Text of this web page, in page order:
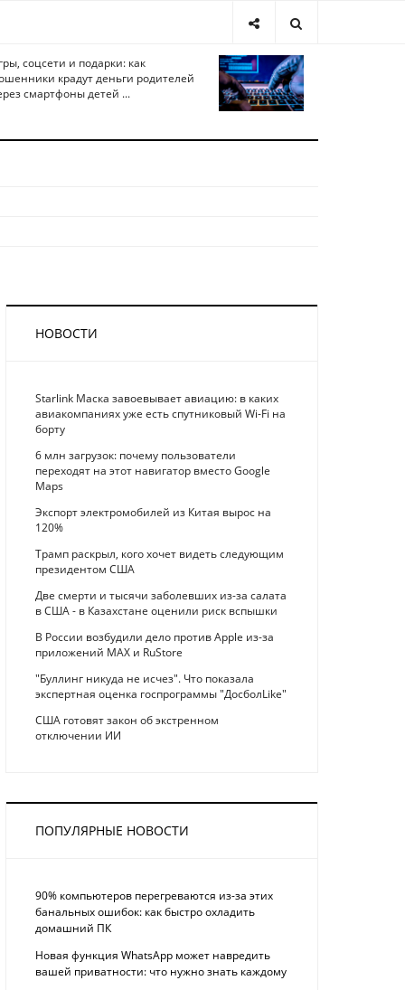
соцсети и подарки: как
крадут деньги родителей
смартфоны детей ...
НОВОСТИ
Starlink Маска завоевывает авиацию: в каких
авиакомпаниях уже есть спутниковый Wi-Fi на
борту
6 млн загрузок: почему пользователи
переходят на этот навигатор вместо Google
Maps
Экспорт электромобилей из Китая вырос на
120%
Трамп раскрыл, кого хочет видеть следующим
президентом США
Две смерти и тысячи заболевших из-за салата
в США - в Казахстане оценили риск вспышки
В России возбудили дело против Apple из-за
приложений MAX и RuStore
"Буллинг никуда не исчез". Что показала
экспертная оценка госпрограммы "ДосболLike"
США готовят закон об экстренном
отключении ИИ
ПОПУЛЯРНЫЕ НОВОСТИ
90% компьютеров перегреваются из-за этих
банальных ошибок: как быстро охладить
домашний ПК
Новая функция WhatsApp может навредить
вашей приватности: что нужно знать каждому